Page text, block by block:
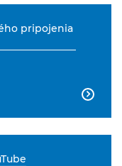
pripojenia
